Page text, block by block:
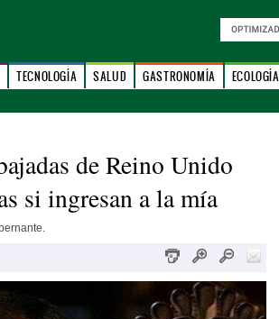
TECNOLOGÍA SALUD GASTRONOMÍA ECOLOGÍA
de Reino Unido
si ingresan a la mía